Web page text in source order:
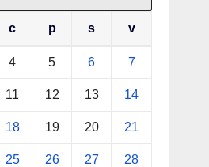
c p s v
4 5 6 7
11 12 13 14
18 19 20 21
25 26 27 28